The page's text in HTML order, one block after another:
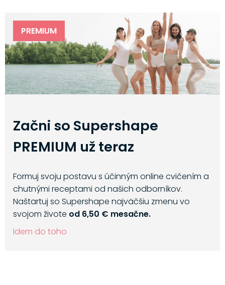
PREMIUM
Začni so Supershape
PREMIUM už teraz
Formuj svoju postavu s účinným online cvičením a
chutnými receptami od našich odborníkov.
Naštartuj so Supershape najväčšiu zmenu vo
svojom živote od 6,50 € mesačne.
Idem do toho